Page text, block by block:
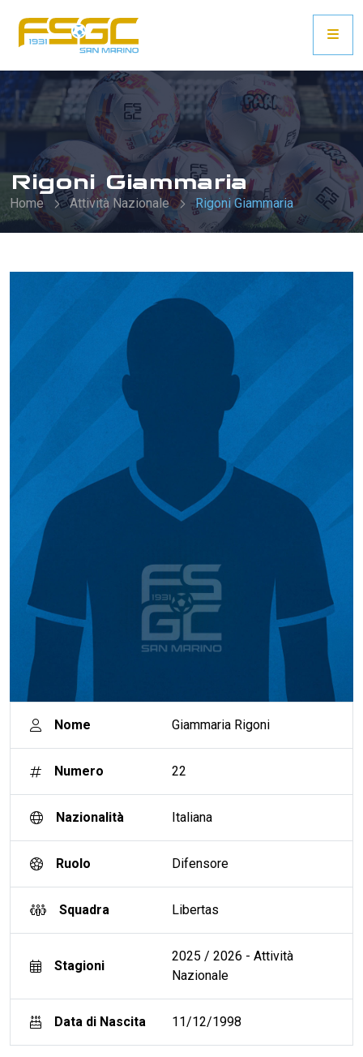
Rigoni Giammaria
Home Attività Nazionale Rigoni Giammaria
Nome Giammaria Rigoni
Numero 22
Nazionalità Italiana
Ruolo Difensore
Squadra Libertas
Stagioni
2025 / 2026 - Attività
Nazionale
Data di Nascita 11/12/1998